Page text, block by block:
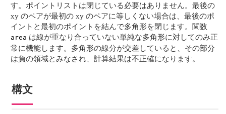
す。ポイントリストは閉じている必要はありません。最後の
xy のペアが最初の xy のペアに等しくない場合は、最後のポ
イントと最初のポイントを結んで多角形を閉じます。関数
area は線が重なり合っていない単純な多角形に対してのみ正
常に機能します。多角形の線分が交差していると、その部分
は負の領域とみなされ、計算結果は不正確になります。
構文